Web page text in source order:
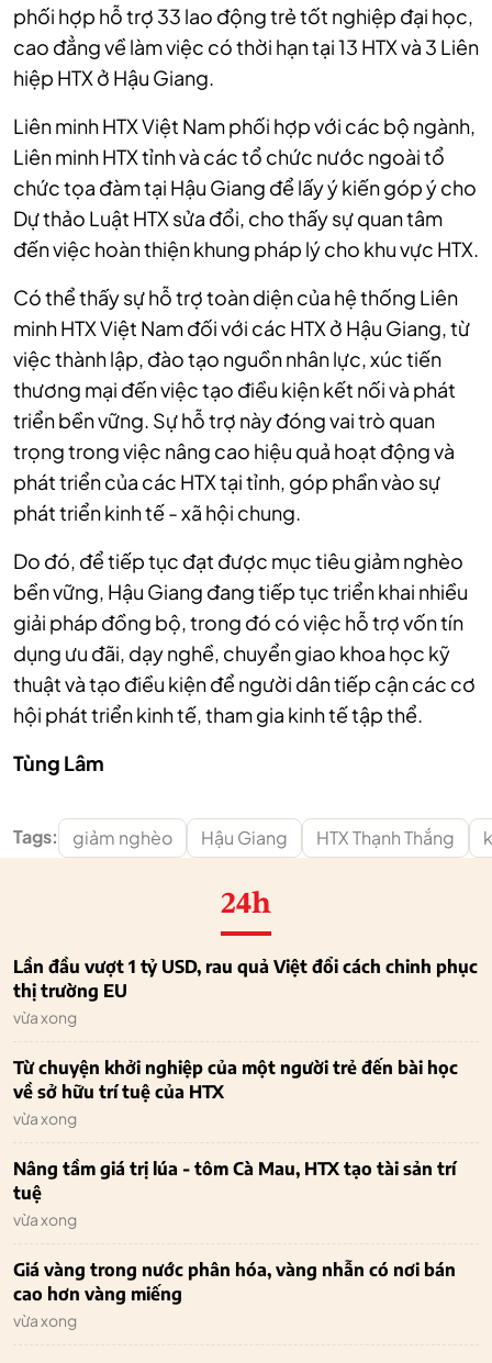
phối hợp hỗ trợ 33 lao động trẻ tốt nghiệp đại học,
cao đẳng về làm việc có thời hạn tại 13 HTX và 3 Liên
hiệp HTX ở Hậu Giang.
Liên minh HTX Việt Nam phối hợp với các bộ ngành,
Liên minh HTX tỉnh và các tổ chức nước ngoài tổ
chức tọa đàm tại Hậu Giang để lấy ý kiến góp ý cho
Dự thảo Luật HTX sửa đổi, cho thấy sự quan tâm
đến việc hoàn thiện khung pháp lý cho khu vực HTX.
Có thể thấy sự hỗ trợ toàn diện của hệ thống Liên
minh HTX Việt Nam đối với các HTX ở Hậu Giang, từ
việc thành lập, đào tạo nguồn nhân lực, xúc tiến
thương mại đến việc tạo điều kiện kết nối và phát
triển bền vững. Sự hỗ trợ này đóng vai trò quan
trọng trong việc nâng cao hiệu quả hoạt động và
phát triển của các HTX tại tỉnh, góp phần vào sự
phát triển kinh tế - xã hội chung.
Do đó, để tiếp tục đạt được mục tiêu giảm nghèo
bền vững, Hậu Giang đang tiếp tục triển khai nhiều
giải pháp đồng bộ, trong đó có việc hỗ trợ vốn tín
dụng ưu đãi, dạy nghề, chuyển giao khoa học kỹ
thuật và tạo điều kiện để người dân tiếp cận các cơ
hội phát triển kinh tế, tham gia kinh tế tập thể.
Tùng Lâm
Tags: giảm nghèo Hậu Giang HTX Thạnh Thắng
24h
Lần đầu vượt 1 tỷ USD, rau quả Việt đổi cách chinh phục
thị trường EU
vừa xong
Từ chuyện khởi nghiệp của một người trẻ đến bài học
về sở hữu trí tuệ của HTX
vừa xong
Nâng tầm giá trị lúa - tôm Cà Mau, HTX tạo tài sản trí
tuệ
vừa xong
Giá vàng trong nước phân hóa, vàng nhẫn có nơi bán
cao hơn vàng miếng
vừa xong